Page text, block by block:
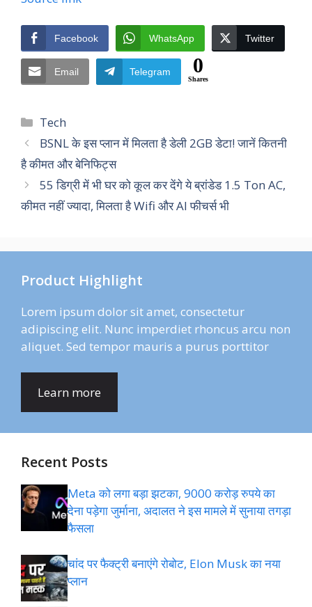
Facebook WhatsApp Twitter
Email Telegram 0
Shares
Categories
Tech
BSNL के इस प्लान में मिलता है डेली 2GB डेटा! जानें कितनी
है कीमत और बेनिफिट्स
55 डिग्री में भी घर को कूल कर देंगे ये ब्रांडेड 1.5 Ton AC,
कीमत नहीं ज्यादा, मिलता है Wifi और AI फीचर्स भी
Product Highlight
Lorem ipsum dolor sit amet, consectetur
adipiscing elit. Nunc imperdiet rhoncus arcu non
aliquet. Sed tempor mauris a purus porttitor
Learn more
Recent Posts
Meta को लगा बड़ा झटका, 9000 करोड़ रुपये का
देना पड़ेगा जुर्माना, अदालत ने इस मामले में सुनाया तगड़ा
फैसला
चांद पर फैक्ट्री बनाएंगे रोबोट, Elon Musk का नया
प्लान